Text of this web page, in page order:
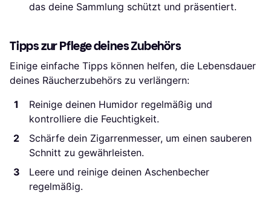
das deine Sammlung schützt und präsentiert.
Tipps zur Pflege deines Zubehörs
Einige einfache Tipps können helfen, die Lebensdauer
deines Räucherzubehörs zu verlängern:
Reinige deinen Humidor regelmäßig und
kontrolliere die Feuchtigkeit.
Schärfe dein Zigarrenmesser, um einen sauberen
Schnitt zu gewährleisten.
Leere und reinige deinen Aschenbecher
regelmäßig.